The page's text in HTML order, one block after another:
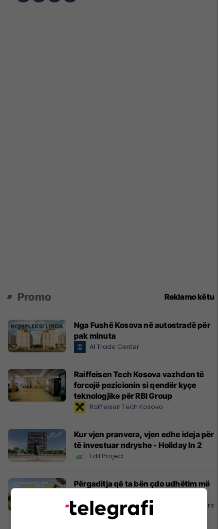
Promo Reklamo këtu
Nga Fushë Kosova në autostradë për
pak minuta
Al Trade Center
Raiffeisen Tech Kosova vazhdon të
forcojë pozicionin si qendër kyçe
teknologjike për RBI Group
Raiffeisen Tech Kosovo
Kur vjen pranvera, vjen edhe ideja për
të investuar ndryshe - Holiday In 2
Edil Project
Përgaditja që ta bën çdo udhëtim më
APR - Asistencë E Përgjithshme Rrugore